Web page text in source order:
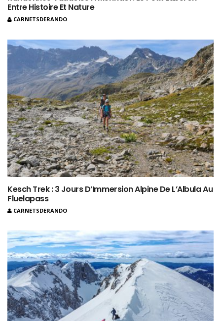
Entre Histoire Et Nature
CARNETSDERANDO
Kesch Trek : 3 Jours D’Immersion Alpine De L’Albula Au
Fluelapass
CARNETSDERANDO